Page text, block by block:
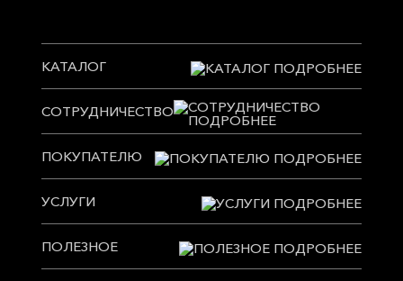
КАТАЛОГ
СОТРУДНИЧЕСТВО
ПОКУПАТЕЛЮ
УСЛУГИ
ПОЛЕЗНОЕ